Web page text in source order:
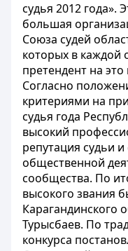
судья 2012 года».
большая
Союза судей
которых в каждой
претендент на
Согласно
критериями на
судья года
высокий
репутация судьи
общественной
сообщества. По
высокого звания
Карагандинского
Турысбаев. По
конкурса